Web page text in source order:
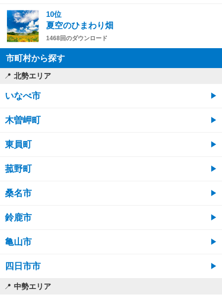
10位
夏空のひまわり畑
1468回のダウンロード
市町村から探す
北勢エリア
いなべ市
木曽岬町
東員町
菰野町
桑名市
鈴鹿市
亀山市
四日市市
中勢エリア